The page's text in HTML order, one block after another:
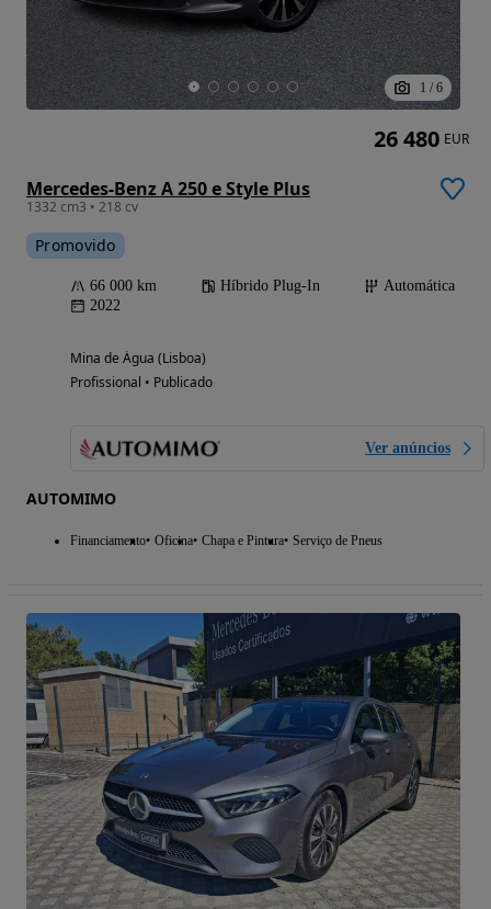
1 / 6
Mercedes-Benz A 250 e Style Plus
1332 cm3 • 218 cv
Promovido
66 000 km Híbrido Plug-In
Automática
2022
Mina de Água (Lisboa)
Profissional • Publicado
Ver anúncios
AUTOMIMO
Financiamento Oficina Chapa e Pintura Serviço de Pneus
26 480 EUR